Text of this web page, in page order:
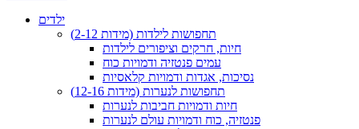
ילדים
תחפושות לילדות (מידות 2-12)
חיות, חרקים וציפורים לילדות
עמים פנטזיה ודמויות כוח
נסיכות, אגדות ודמויות קלאסיות
תחפושות לנערות (מידות 12-16)
חיות ודמויות חביבות לנערות
פנטזיה, כוח ודמויות עולם לנערות